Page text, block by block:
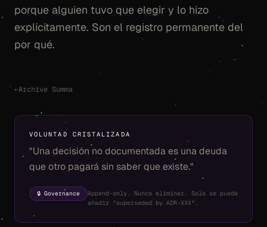
porque alguien tuvo que elegir y lo hizo
explícitamente. Son el registro permanente del
por qué.
←Archive Summa
VOLUNTAD CRISTALIZADA
"Una decisión no documentada es una deuda
que otro pagará sin saber que existe."
🔒 Governance
Append-only. Nunca eliminar. Solo se puede
añadir "superseded by ADR-XXX".